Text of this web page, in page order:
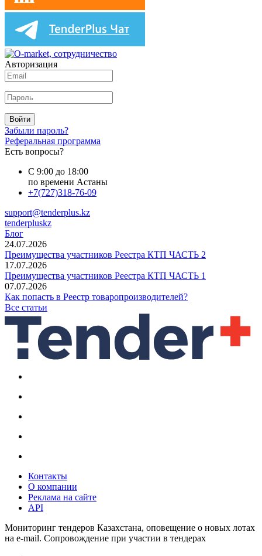
Авторизация
Войти
Забыли пароль?
Реферальная программа
Есть вопросы?
С 9:00 до 18:00
по времени Астаны
+7(727)318-76-09
support@tenderplus.kz
tenderpluskz
Блог
24.07.2026
Преимущества участников Реестра КТП ЧАСТЬ 2
17.07.2026
Преимущества участников Реестра КТП ЧАСТЬ 1
07.07.2026
Как попасть в Реестр товаропроизводителей?
Все статьи
Контакты
О компании
Реклама на сайте
API
Мониторинг тендеров Казахстана, оповещение о новых лотах
на e-mail. Сопровождение при участии в тендерах